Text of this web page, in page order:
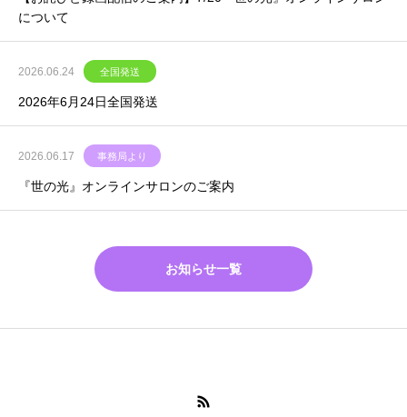
について
2026.06.24 全国発送
2026年6月24日全国発送
2026.06.17 事務局より
『世の光』オンラインサロンのご案内
お知らせ一覧